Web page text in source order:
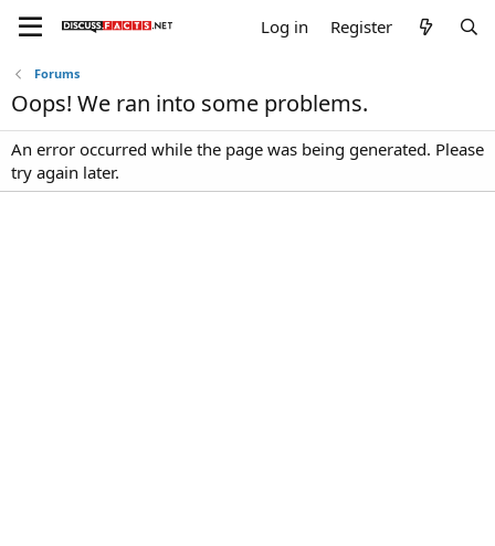
Log in Register
Forums
Oops! We ran into some problems.
An error occurred while the page was being generated. Please
try again later.